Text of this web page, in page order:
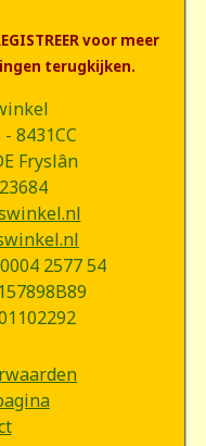
voor meer
terugkijken.
8431CC
Fryslân
2577 54